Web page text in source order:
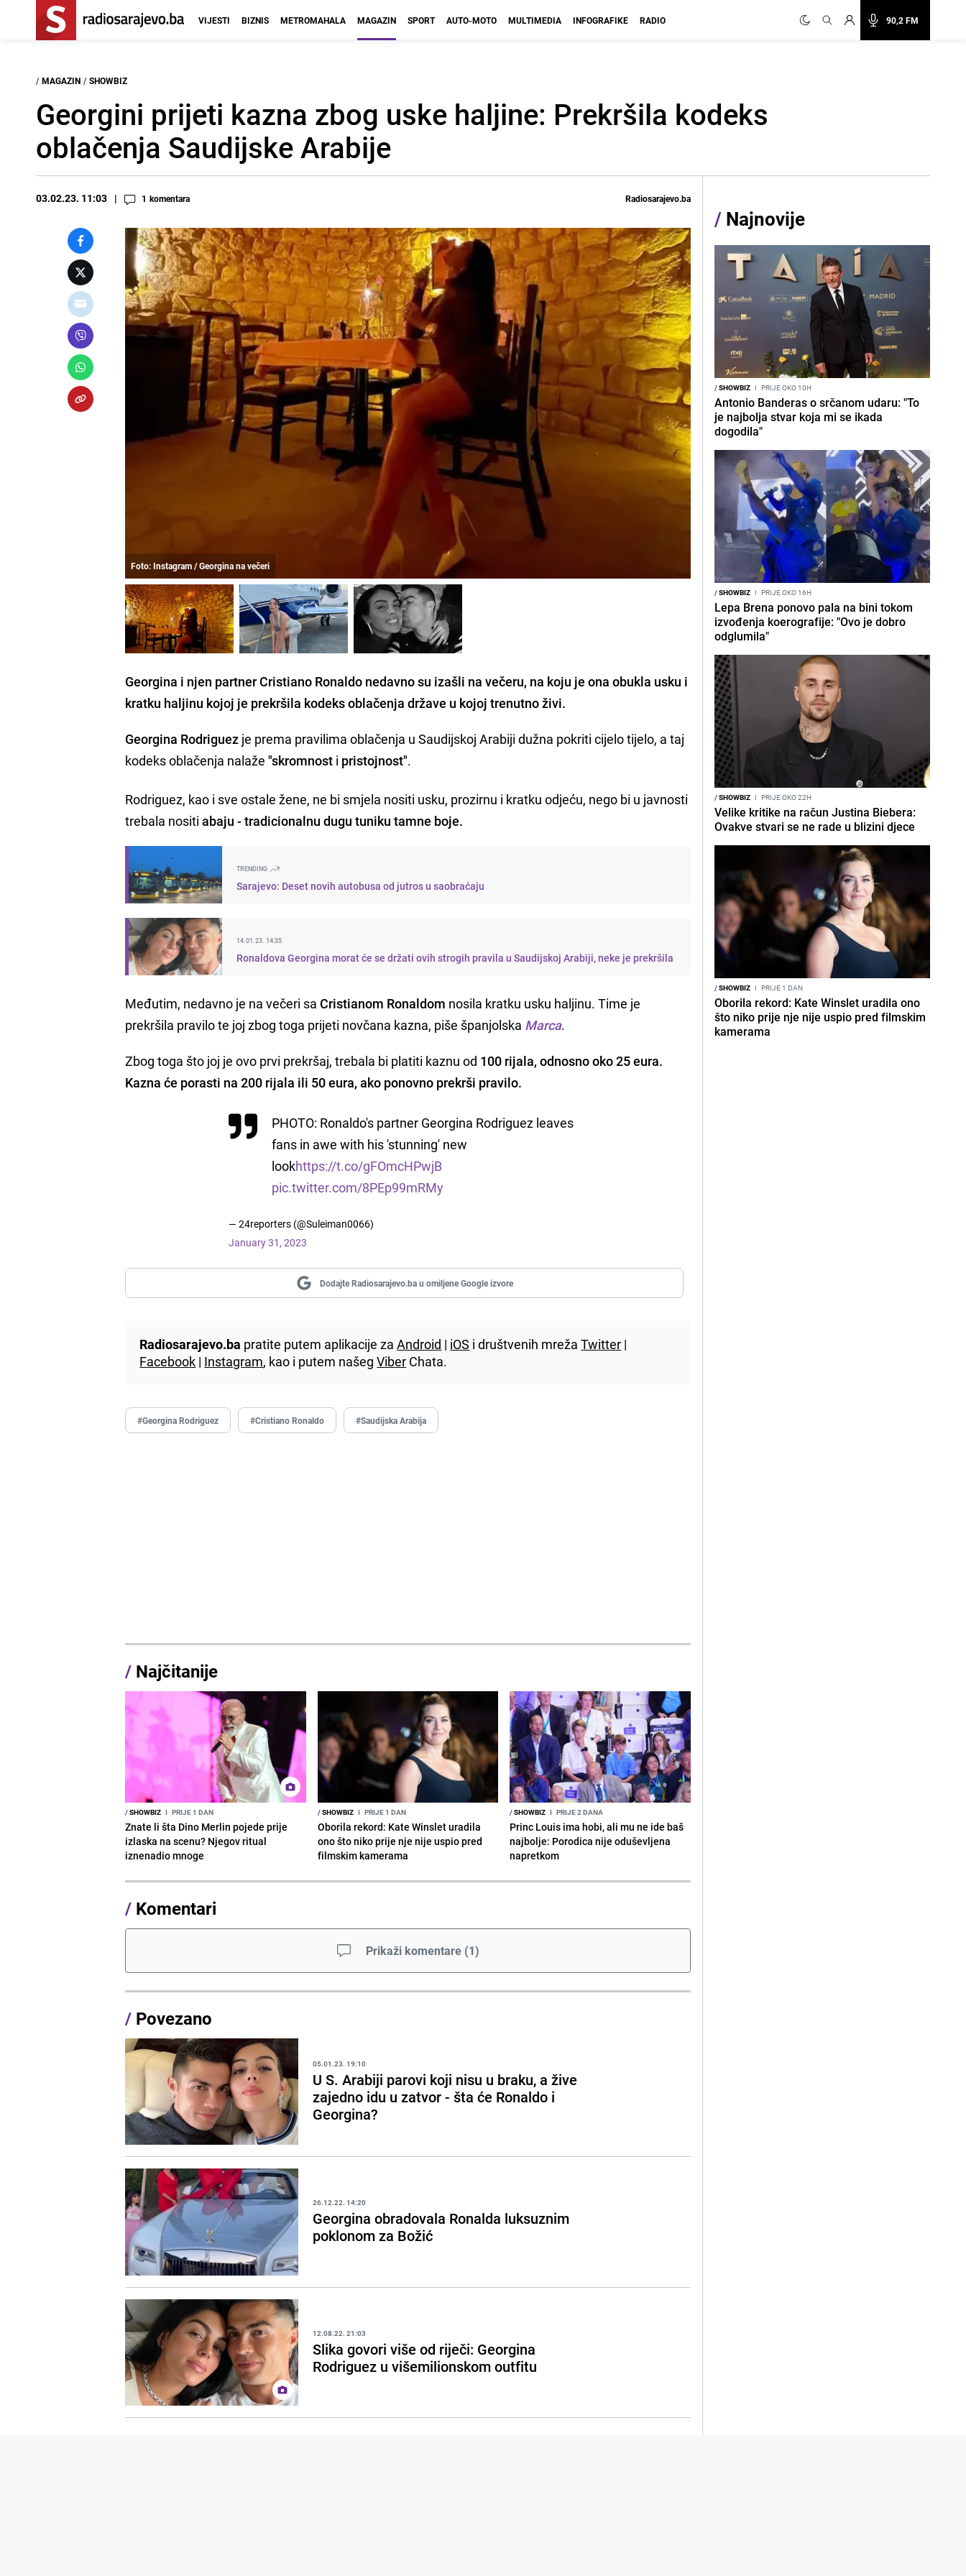
90,2 FM
VIJESTI BIZNIS METROMAHALA MAGAZIN SPORT AUTO-MOTO MULTIMEDIA INFOGRAFIKE RADIO
/ MAGAZIN / SHOWBIZ
Georgini prijeti kazna zbog uske haljine: Prekršila kodeks
oblačenja Saudijske Arabije
03.02.23. 11:03 1 komentara Radiosarajevo.ba
Foto: Instagram / Georgina na večeri
Georgina i njen partner Cristiano Ronaldo nedavno su izašli na večeru, na koju je ona obukla usku i
kratku haljinu kojoj je prekršila kodeks oblačenja države u kojoj trenutno živi.
Georgina Rodriguez je prema pravilima oblačenja u Saudijskoj Arabiji dužna pokriti cijelo tijelo, a taj
kodeks oblačenja nalaže"skromnost i pristojnost".
Rodriguez, kao i sve ostale žene, ne bi smjela nositi usku, prozirnu i kratku odjeću, nego bi u javnosti
trebala nositiabaju - tradicionalnu dugu tuniku tamne boje.
TRENDING
Sarajevo: Deset novih autobusa od jutros u saobraćaju
14.01.23. 14:35
Ronaldova Georgina morat će se držati ovih strogih pravila u Saudijskoj Arabiji, neke je prekršila
Međutim, nedavno je na večeri saCristianom Ronaldom nosila kratku usku haljinu. Time je
prekršila pravilo te joj zbog toga prijeti novčana kazna, piše španjolska Marca.
Zbog toga što joj je ovo prvi prekršaj, trebala bi platiti kaznu od 100 rijala, odnosno oko 25 eura.
Kazna će porasti na 200 rijala ili 50 eura, ako ponovno prekrši pravilo.
PHOTO: Ronaldo's partner Georgina Rodriguez leaves
fans in awe with his 'stunning' new
lookhttps://t.co/gFOmcHPwjB
pic.twitter.com/8PEp99mRMy
— 24reporters (@Suleiman0066)
January 31, 2023
Dodajte Radiosarajevo.ba u omiljene Google izvore
Radiosarajevo.ba pratite putem aplikacije zaAndroid | iOS i društvenih mrežaTwitter |
Facebook | Instagram, kao i putem našegViber Chata.
#Georgina Rodriguez #Cristiano Ronaldo #Saudijska Arabija
/ Najčitanije
/SHOWBIZ I PRIJE 1 DAN
Znate li šta Dino Merlin pojede prije
izlaska na scenu? Njegov ritual
iznenadio mnoge
/SHOWBIZ I PRIJE 1 DAN
Oborila rekord: Kate Winslet uradila
ono što niko prije nje nije uspio pred
filmskim kamerama
/SHOWBIZ I PRIJE 2 DANA
Princ Louis ima hobi, ali mu ne ide baš
najbolje: Porodica nije oduševljena
napretkom
/ Komentari
Prikaži komentare (1)
/ Povezano
05.01.23. 19:10
U S. Arabiji parovi koji nisu u braku, a žive
zajedno idu u zatvor - šta će Ronaldo i
Georgina?
26.12.22. 14:20
Georgina obradovala Ronalda luksuznim
poklonom za Božić
12.08.22. 21:03
Slika govori više od riječi: Georgina
Rodriguez u višemilionskom outfitu
/ Najnovije
/SHOWBIZ I PRIJE OKO 10H
Antonio Banderas o srčanom udaru: "To
je najbolja stvar koja mi se ikada
dogodila"
/SHOWBIZ I PRIJE OKO 16H
Lepa Brena ponovo pala na bini tokom
izvođenja koerografije: "Ovo je dobro
odglumila"
/SHOWBIZ I PRIJE OKO 22H
Velike kritike na račun Justina Biebera:
Ovakve stvari se ne rade u blizini djece
/SHOWBIZ I PRIJE 1 DAN
Oborila rekord: Kate Winslet uradila ono
što niko prije nje nije uspio pred filmskim
kamerama